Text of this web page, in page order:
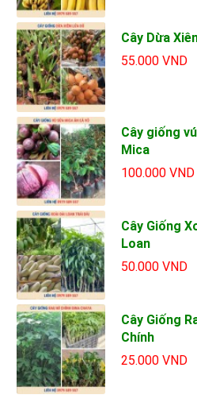
Cây Dừa
55.000 VND
Cây giống
Mica
100.000 VND
Cây Giống
Loan
50.000 VND
Cây Giống
Chính
25.000 VND